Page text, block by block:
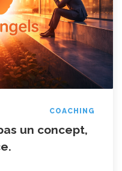
COACHING
un concept,